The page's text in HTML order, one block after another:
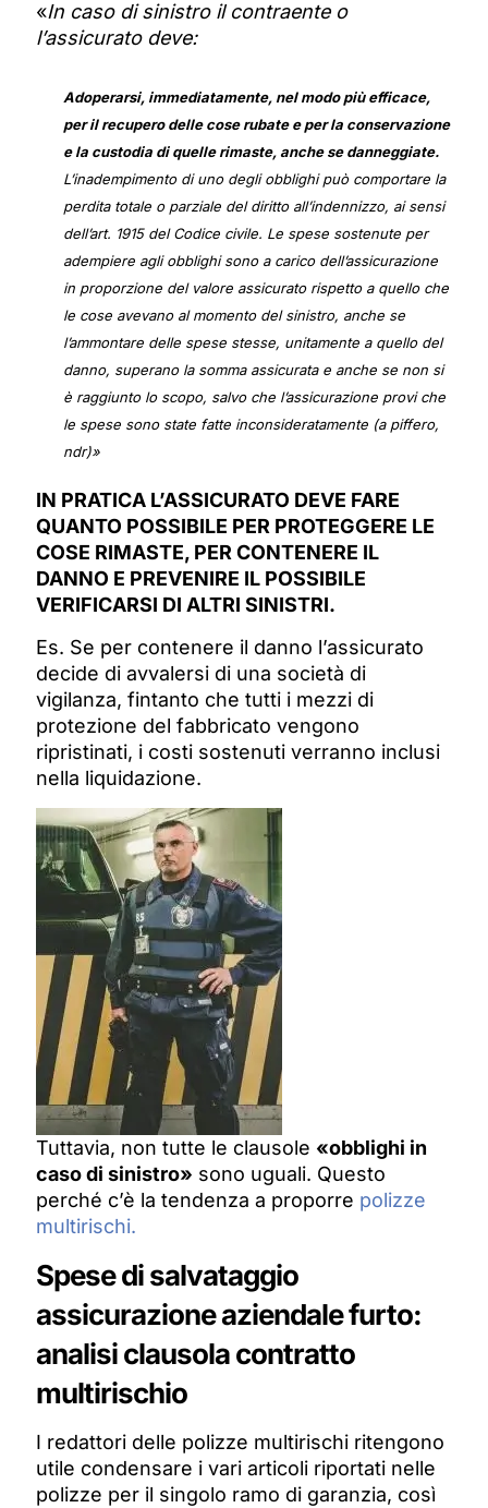
«In caso di sinistro il contraente o
l’assicurato deve:
Adoperarsi, immediatamente, nel modo più efficace,
per il recupero delle cose rubate e per la conservazione
e la custodia di quelle rimaste, anche se danneggiate.
L’inadempimento di uno degli obblighi può comportare la
perdita totale o parziale del diritto all’indennizzo, ai sensi
dell’art. 1915 del Codice civile. Le spese sostenute per
adempiere agli obblighi sono a carico dell’assicurazione
in proporzione del valore assicurato rispetto a quello che
le cose avevano al momento del sinistro, anche se
l’ammontare delle spese stesse, unitamente a quello del
danno, superano la somma assicurata e anche se non si
è raggiunto lo scopo, salvo che l’assicurazione provi che
le spese sono state fatte inconsideratamente (a piffero,
ndr)»
IN PRATICA L’ASSICURATO DEVE FARE
QUANTO POSSIBILE PER PROTEGGERE LE
COSE RIMASTE, PER CONTENERE IL
DANNO E PREVENIRE IL POSSIBILE
VERIFICARSI DI ALTRI SINISTRI.
Es. Se per contenere il danno l’assicurato
decide di avvalersi di una società di
vigilanza, fintanto che tutti i mezzi di
protezione del fabbricato vengono
ripristinati, i costi sostenuti verranno inclusi
nella liquidazione.
Tuttavia, non tutte le clausole «obblighi in
caso di sinistro» sono uguali. Questo
perché c’è la tendenza a proporre polizze
multirischi.
Spese di salvataggio
assicurazione aziendale furto:
analisi clausola contratto
multirischio
I redattori delle polizze multirischi ritengono
utile condensare i vari articoli riportati nelle
polizze per il singolo ramo di garanzia, così